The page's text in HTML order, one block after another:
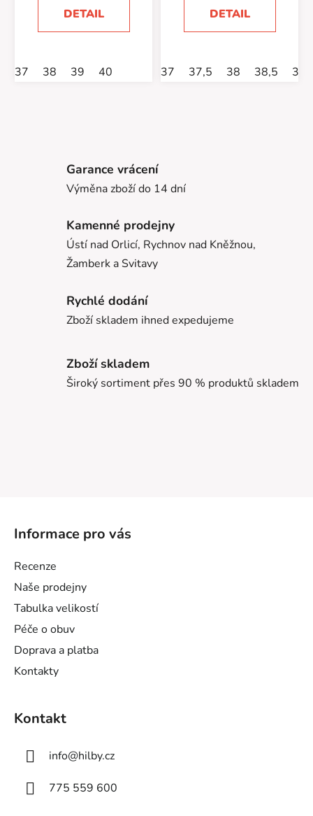
DETAIL
37 38 39 40
DETAIL
37 37,5 38 38,5 39
Garance vrácení
Výměna zboží do 14 dní
Kamenné prodejny
Ústí nad Orlicí, Rychnov nad Kněžnou,
Žamberk a Svitavy
Rychlé dodání
Zboží skladem ihned expedujeme
Zboží skladem
Široký sortiment přes 90 % produktů skladem
Informace pro vás
Recenze
Naše prodejny
Tabulka velikostí
Péče o obuv
Doprava a platba
Kontakty
Kontakt
info@hilby.cz
775 559 600